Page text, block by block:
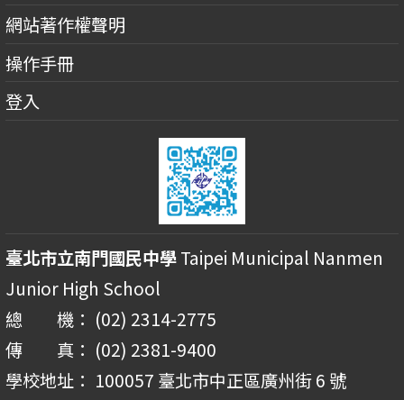
網站著作權聲明
操作手冊
登入
臺北市立南門國民中學Taipei Municipal Nanmen
Junior High School
總 機： (02) 2314-2775
傳 真： (02) 2381-9400
學校地址： 100057 臺北市中正區廣州街 6 號